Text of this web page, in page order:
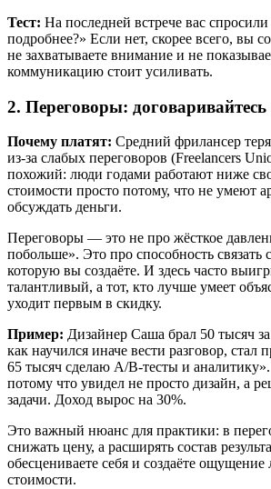
Тест: На последней встрече вас
подробнее?» Если нет, скорее всего, вы
не захватываете внимание и не
коммуникацию стоит усиливать.
2. Переговоры:
Почему платят: Средний фрилансер
из-за слабых переговоров (Freelancers
похожий: люди годами работают ниже
стоимости просто потому, что не умеют
обсуждать деньги.
Переговоры — это не про жёсткое
побольше». Это про способность связать
которую вы создаёте. И здесь часто
талантливый, а тот, кто лучше умеет
уходит первым в скидку.
Пример: Дизайнер Саша брал 50 тысяч
как научился иначе вести разговор, стал
65 тысяч сделаю A/B-тесты и
потому что увидел не просто дизайн, а
задачи. Доход вырос на 30%.
Это важный нюанс для практики: в
снижать цену, а расширять состав
обесцениваете себя и создаёте ощущение
стоимости.